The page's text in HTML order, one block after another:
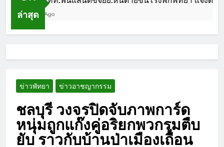
ล่าสุด
1 Month Ago
ข่าวพัทยา ข่าวอาชญากรรม
ชลบุรี วงจรปิดจับภาพการ์ด
หนุ่มถูกแก๊งคู่อริยกพวกรุมตืบ
ยับ ราวกับบ้านป่าเมืองเถื่อน